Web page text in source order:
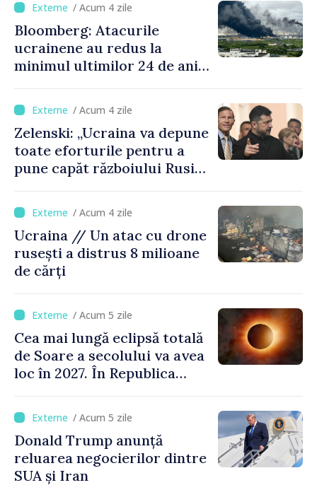
/ Acum 4 zile
Bloomberg: Atacurile
ucrainene au redus la
minimul ultimilor 24 de ani
Rusia
/ Acum 4 zile
Zelenski: „Ucraina va depune
toate eforturile pentru a
pune capăt războiului Rusiei
/ Acum 4 zile
Ucraina // Un atac cu drone
rusești a distrus 8 milioane
de cărți
/ Acum 5 zile
Cea mai lungă eclipsă totală
de Soare a secolului va avea
loc în 2027. În Republica
acoperit în proporție de
până la 44%/ Acum 5 zile
Donald Trump anunță
reluarea negocierilor dintre
SUA și Iran